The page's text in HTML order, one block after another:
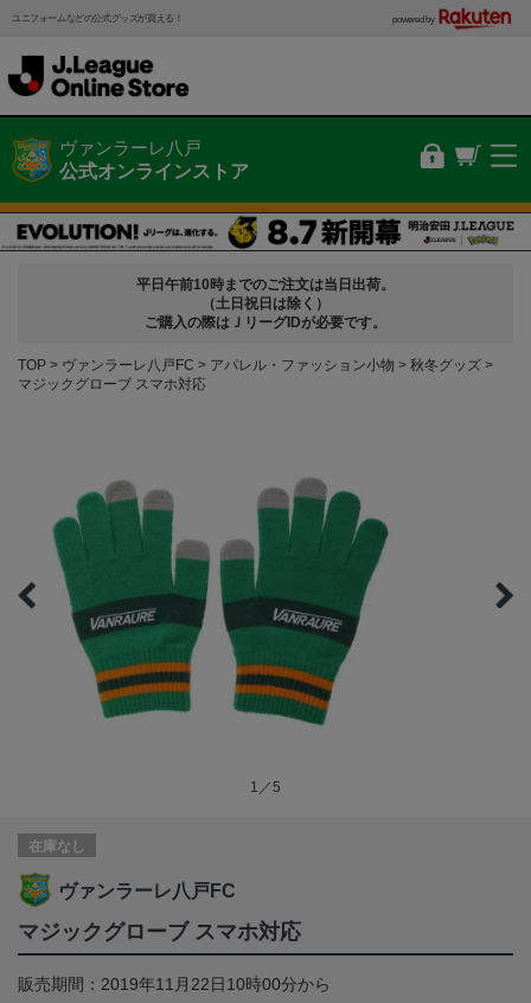
ユニフォームなどの公式グッズが買える！ powered by
ヴァンラーレ八戸
公式オンラインストア
平日午前10時までのご注文は当日出荷。
（土日祝日は除く）
ご購入の際はＪリーグIDが必要です。
TOP ヴァンラーレ八戸FC アパレル・ファッション小物
秋冬グッズ
マジックグローブ スマホ対応
1／5
在庫なし
ヴァンラーレ八戸FC
マジックグローブ スマホ対応
販売期間：2019年11月22日10時00分から